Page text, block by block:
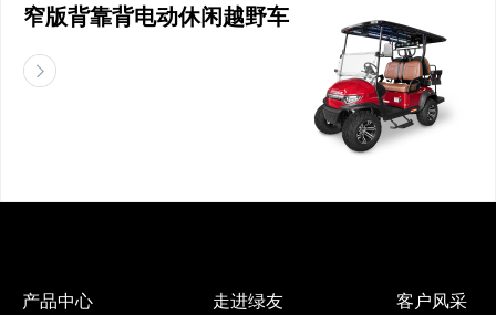
窄版背靠背电动休闲越野车
产品中心 走进绿友 客户风采